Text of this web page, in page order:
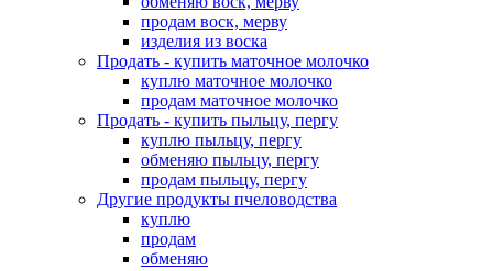
продам воск, мерву
изделия из воска
Продать - купить маточное молочко
куплю маточное молочко
продам маточное молочко
Продать - купить пыльцу, пергу
куплю пыльцу, пергу
обменяю пыльцу, пергу
продам пыльцу, пергу
Другие продукты пчеловодства
куплю
продам
обменяю